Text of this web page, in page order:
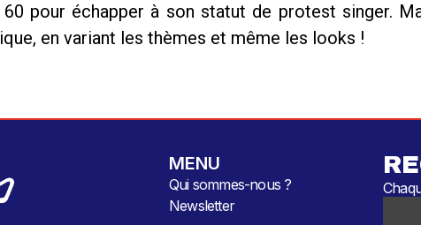
pour échapper à son statut de protest singer.
en variant les thèmes et même les looks !
MENU
Qui sommes-nous ?
Newsletter